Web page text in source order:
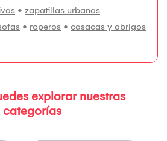
• zapatillas urbanas
• roperos • casacas y abrigos
explorar nuestras
categorías